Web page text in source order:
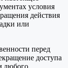
условия
действия
или
перед
доступа
любого